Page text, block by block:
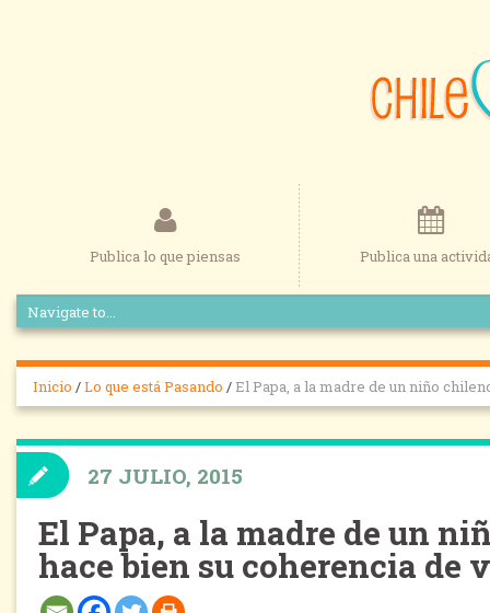
Publica lo que piensas Publica una
Inicio /Lo que está Pasando / El Papa, a la madre de un niño
El Papa, a la madre de un
hace bien su coherencia de
27 JULIO, 2015